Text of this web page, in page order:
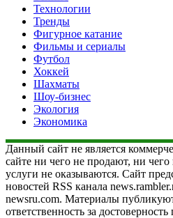
Технологии
Тренды
Фигурное катание
Фильмы и сериалы
Футбол
Хоккей
Шахматы
Шоу-бизнес
Экология
Экономика
Данный сайт не является
сайте ни чего не продают, ни
услуги не оказываются. Сайт
новостей RSS канала
newsru.com. Материалы
ответственность за